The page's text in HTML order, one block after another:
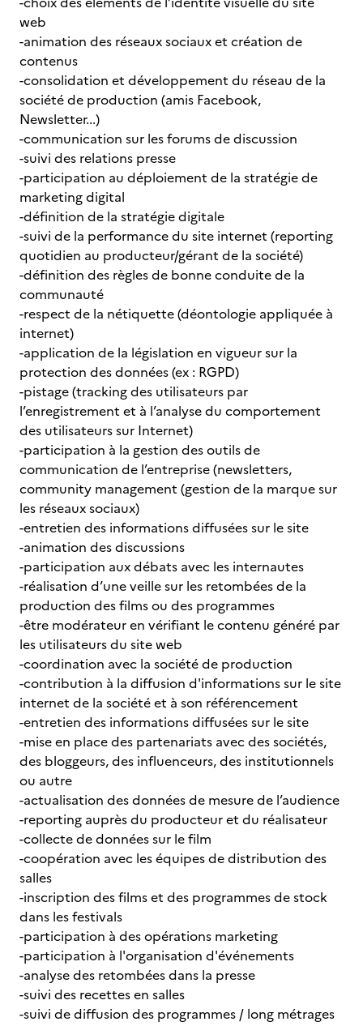
web
-animation des réseaux sociaux et création de
contenus
-consolidation et développement du réseau de la
société de production (amis Facebook,
Newsletter...)
-communication sur les forums de discussion
-suivi des relations presse
-participation au déploiement de la stratégie de
marketing digital
-définition de la stratégie digitale
-suivi de la performance du site internet (reporting
quotidien au producteur/gérant de la société)
-définition des règles de bonne conduite de la
communauté
-respect de la nétiquette (déontologie appliquée à
internet)
-application de la législation en vigueur sur la
protection des données (ex : RGPD)
-pistage (tracking des utilisateurs par
l’enregistrement et à l’analyse du comportement
des utilisateurs sur Internet)
-participation à la gestion des outils de
communication de l’entreprise (newsletters,
community management (gestion de la marque sur
les réseaux sociaux)
-entretien des informations diffusées sur le site
-animation des discussions
-participation aux débats avec les internautes
-réalisation d’une veille sur les retombées de la
production des films ou des programmes
-être modérateur en vérifiant le contenu généré par
les utilisateurs du site web
-coordination avec la société de production
-contribution à la diffusion d'informations sur le site
internet de la société et à son référencement
-entretien des informations diffusées sur le site
-mise en place des partenariats avec des sociétés,
des bloggeurs, des influenceurs, des institutionnels
ou autre
-actualisation des données de mesure de l’audience
-reporting auprès du producteur et du réalisateur
-collecte de données sur le film
-coopération avec les équipes de distribution des
salles
-inscription des films et des programmes de stock
dans les festivals
-participation à des opérations marketing
-participation à l'organisation d'événements
-analyse des retombées dans la presse
-suivi des recettes en salles
-suivi de diffusion des programmes / long métrages